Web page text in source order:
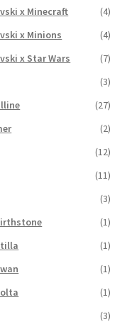
x Minecraft
(4)
x Minions
(4)
x Star Wars
(7)
(3)
(27)
(2)
(12)
(11)
(3)
(1)
(1)
(1)
(1)
(3)